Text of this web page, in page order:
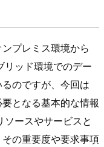
プレミス環境から
リッド環境でのデー
のですが、今回は
となる基本的な情報
ースやサービスと
の重要度や要求事項